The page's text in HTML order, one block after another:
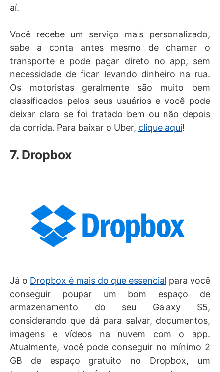
aí.
Você recebe um serviço mais personalizado,
sabe a conta antes mesmo de chamar o
transporte e pode pagar direto no app, sem
necessidade de ficar levando dinheiro na rua.
Os motoristas geralmente são muito bem
classificados pelos seus usuários e você pode
deixar claro se foi tratado bem ou não depois
da corrida. Para baixar o Uber, clique aqui!
7. Dropbox
Já o Dropbox é mais do que essencial para você
conseguir poupar um bom espaço de
armazenamento do seu Galaxy S5,
considerando que dá para salvar, documentos,
imagens e vídeos na nuvem com o app.
Atualmente, você pode conseguir no mínimo 2
GB de espaço gratuito no Dropbox, um